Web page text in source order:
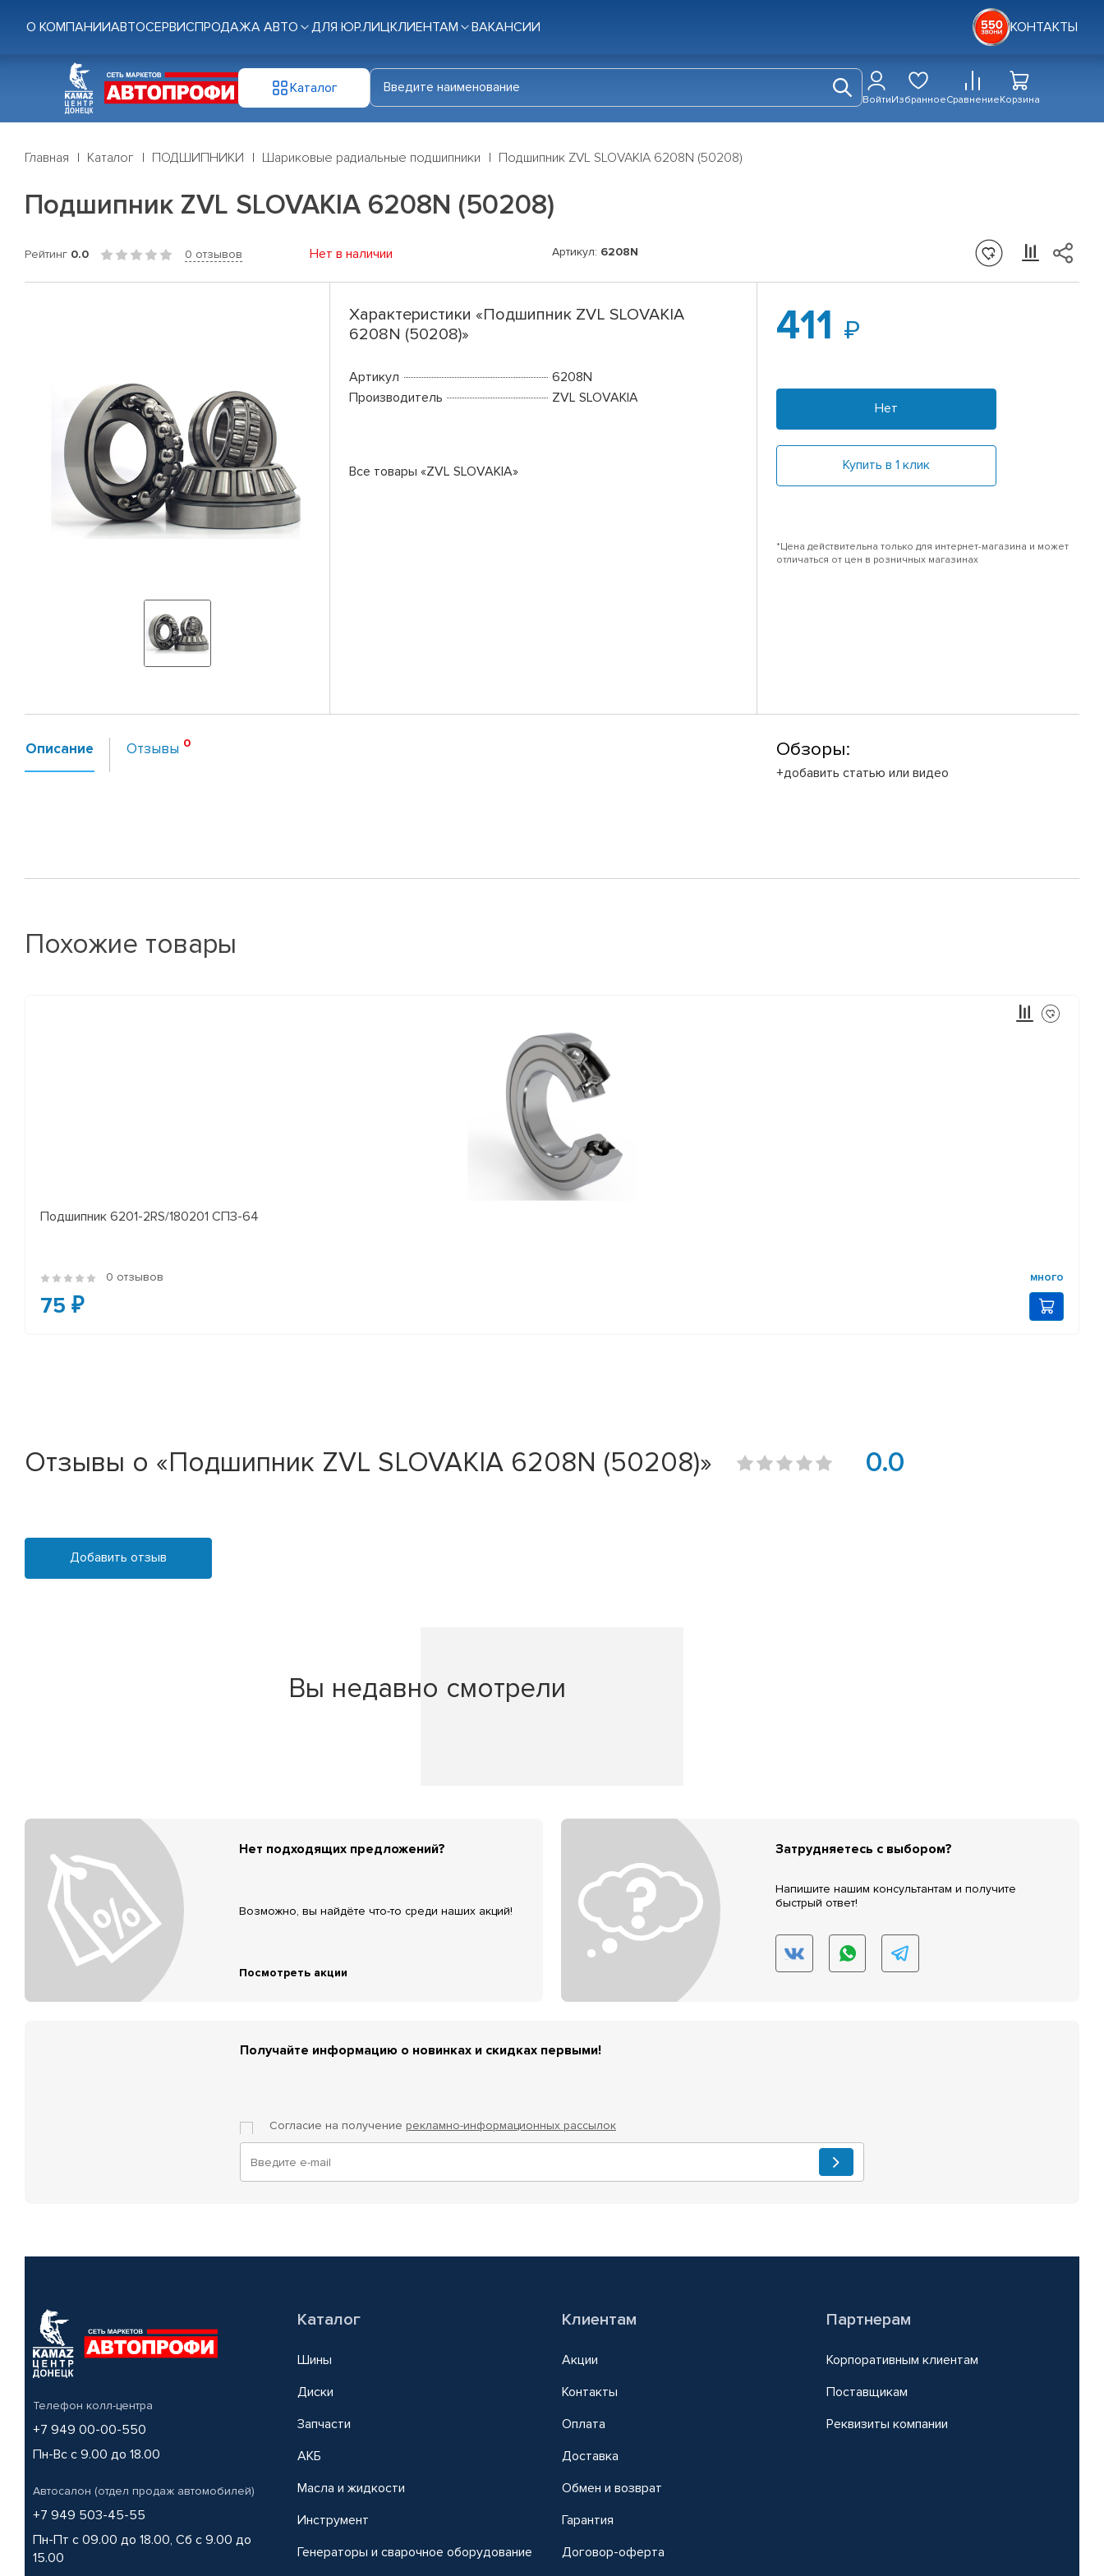
О КОМПАНИИАВТОСЕРВИСПРОДАЖА АВТО ДЛЯ ЮР.ЛИЦКЛИЕНТАМ ВАКАНСИИ КОНТАКТЫ
Каталог
ВойтиИзбранноеСравнениеКорзина
Главная Каталог ПОДШИПНИКИ Шариковые радиальные подшипники Подшипник ZVL SLOVAKIA 6208N (50208)
Подшипник ZVL SLOVAKIA 6208N (50208)
Рейтинг 0.0 0 отзывов Нет в наличии Артикул: 6208N
Характеристики «Подшипник ZVL SLOVAKIA
6208N (50208)»
Артикул
6208N
Производитель
ZVL SLOVAKIA
Все товары «ZVL SLOVAKIA»
411
Нет
Купить в 1 клик
*Цена действительна только для интернет-магазина и может
отличаться от цен в розничных магазинах
Описание Отзывы Обзоры:
+добавить статью или видео
Похожие товары
Подшипник 6201-2RS/180201 СПЗ-64
0 отзывов много
75 ₽
Отзывы о «Подшипник ZVL SLOVAKIA 6208N (50208)» 0.0
Добавить отзыв
Вы недавно смотрели
Нет подходящих предложений?
Возможно, вы найдёте что-то среди наших акций!
Посмотреть акции
Затрудняетесь с выбором?
Напишите нашим консультантам и получите
быстрый ответ!
Получайте информацию о новинках и скидках первыми!
Согласие на получение рекламно-информационных рассылок
Телефон колл-центра
+7 949 00-00-550
Пн-Вс с 9.00 до 18.00
Автосалон (отдел продаж автомобилей)
+7 949 503-45-55
Пн-Пт с 09.00 до 18.00, Сб с 9.00 до
15.00
Каталог
Шины
Диски
Запчасти
АКБ
Масла и жидкости
Инструмент
Генераторы и сварочное оборудование
Клиентам
Акции
Контакты
Оплата
Доставка
Обмен и возврат
Гарантия
Договор-оферта
Партнерам
Корпоративным клиентам
Поставщикам
Реквизиты компании